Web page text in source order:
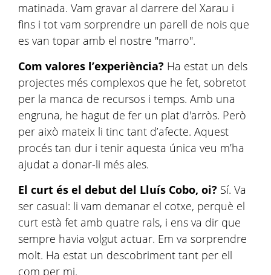
matinada. Vam gravar al darrere del Xarau i
fins i tot vam sorprendre un parell de nois que
es van topar amb el nostre "marro".
Com valores l’experiència? Ha estat un dels
projectes més complexos que he fet, sobretot
per la manca de recursos i temps. Amb una
engruna, he hagut de fer un plat d'arròs. Però
per això mateix li tinc tant d’afecte. Aquest
procés tan dur i tenir aquesta única veu m’ha
ajudat a donar-li més ales.
El curt és el debut del Lluís Cobo, oi? Sí. Va
ser casual: li vam demanar el cotxe, perquè el
curt està fet amb quatre rals, i ens va dir que
sempre havia volgut actuar. Em va sorprendre
molt. Ha estat un descobriment tant per ell
com per mi.